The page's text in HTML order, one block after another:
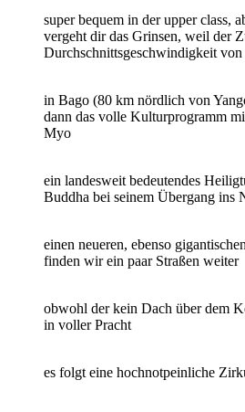
super bequem in der upper class,
vergeht dir das Grinsen, weil der
Durchschnittsgeschwindigkeit
in Bago (80 km nördlich von
dann das volle Kulturprogramm
Myo
ein landesweit bedeutendes
Buddha bei seinem Übergang ins
einen neueren, ebenso
finden wir ein paar Straßen weiter
obwohl der kein Dach über dem
in voller Pracht
es folgt eine hochnotpeinliche